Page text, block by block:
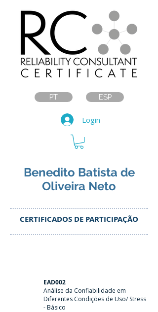
PT ESP
Login
Benedito Batista de
Oliveira Neto
CERTIFICADOS DE PARTICIPAÇÃO
EAD002
Análise da Confiabilidade em
Diferentes Condições de Uso/ Stress
- Básico